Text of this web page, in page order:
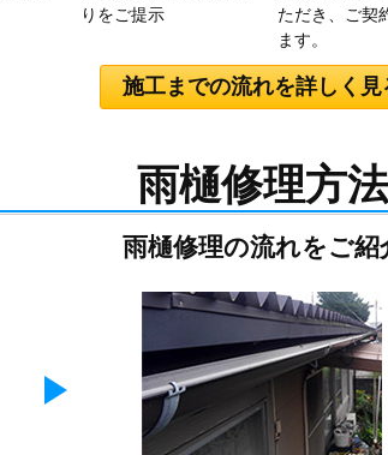
りをご提示
ただき、ご契
ます。
施工までの流れを詳しく見
雨樋修理方法
雨樋修理の流れをご紹